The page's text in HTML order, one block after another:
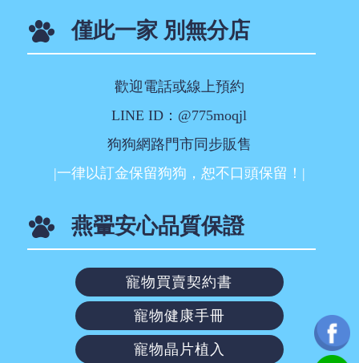
僅此一家 別無分店
歡迎電話或線上預約
LINE ID：@775moqjl
狗狗網路門市同步販售
|一律以訂金保留狗狗，恕不口頭保留！|
燕翬安心品質保證
寵物買賣契約書
寵物健康手冊
寵物晶片植入